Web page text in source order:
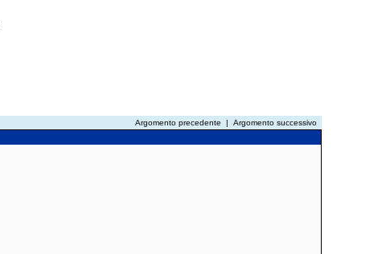
Argomento precedente | Argomento successivo